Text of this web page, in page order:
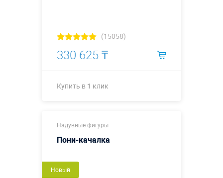
(15058)
330 625 ₸
Купить в 1 клик
Надувные фигуры
Пони-качалка
Новый